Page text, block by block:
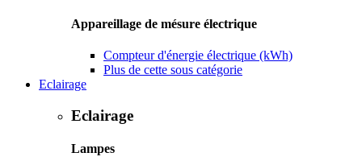
Appareillage de mésure électrique
Compteur d'énergie électrique (kWh)
Plus de cette sous catégorie
Eclairage
Eclairage
Lampes